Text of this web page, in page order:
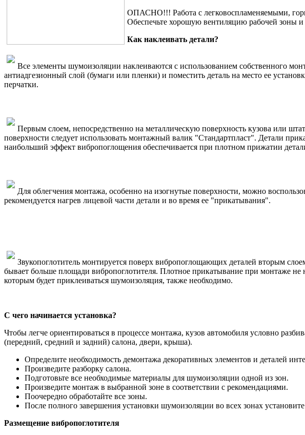
ОПАСНО!!! Работа с легковоспламеняемыми,
Обеспечьте хорошую вентиляцию рабочей зоны
Как наклеивать детали?
Все элементы шумоизоляции наклеиваются с использованием собственного
антиадгезионный слой (бумаги или пленки) и поместить деталь на место ее
перчатки.
Первым слоем, непосредственно на металлическую поверхность кузова или
поверхности следует использовать монтажный валик "Стандартпласт". Детали
наибольший эффект вибропоглощения обеспечивается при плотном прижатии
Для облегчения монтажа, особенно на изогнутые поверхности, можно
рекомендуется нагрев лицевой части детали и во время ее "прикатывания".
Звукопоглотитель монтируется поверх вибропоглощающих деталей вторым
бывает больше площади вибропоглотителя. Плотное прикатывание при монтаже
которым будет приклеиваться шумоизоляция, также необходимо.
С чего начинается установка?
Чтобы легче ориентироваться в процессе монтажа, кузов автомобиля условно
(передний, средний и задний) салона, двери, крыша).
Определите необходимость демонтажа декоративных элементов и деталей
Произведите разборку салона.
Подготовьте все необходимые материалы для шумоизоляции одной из зон.
Произведите монтаж в выбранной зоне в соответствии с рекомендациями.
Поочередно обработайте все зоны.
После полного завершения установки шумоизоляции во всех зонах
Размещение вибропоглотителя